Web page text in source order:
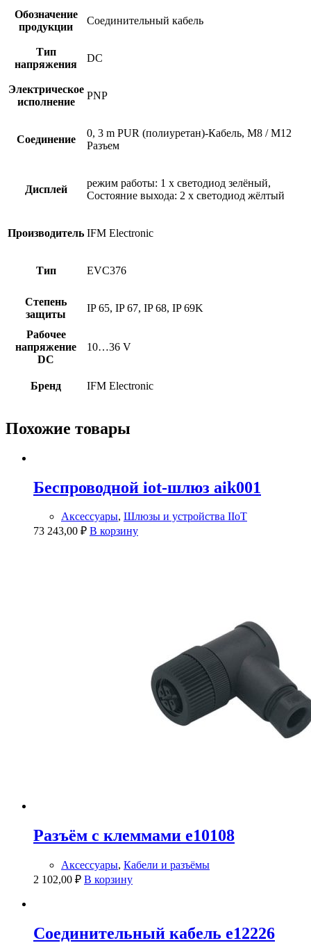
Обозначение
продукции
Соединительный кабель
Тип
напряжения
DC
Электрическое
исполнение
PNP
Соединение
0, 3 m PUR (полиуретан)-Кабель, M8 / M12
Разъем
Дисплей
режим работы: 1 x светодиод зелёный,
Состояние выхода: 2 x светодиод жёлтый
Производитель IFM Electronic
Тип EVC376
Степень
защиты
IP 65, IP 67, IP 68, IP 69K
Рабочее
напряжение
DC
10…36 V
Бренд IFM Electronic
Похожие товары
Беспроводной iot-шлюз aik001
Аксессуары, Шлюзы и устройства IIoT
73 243,00 ₽ В корзину
Разъём с клеммами e10108
Аксессуары, Кабели и разъёмы
2 102,00 ₽ В корзину
Соединительный кабель e12226